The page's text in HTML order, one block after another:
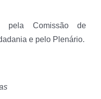
pela Comissão de
e pelo Plenário.